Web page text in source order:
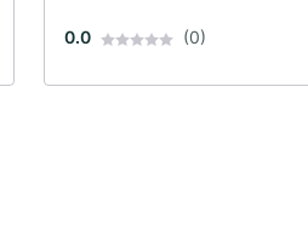
0.0 (0)